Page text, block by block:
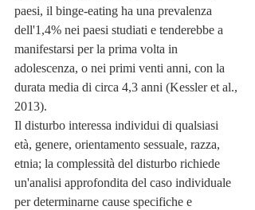
paesi, il binge-eating ha una prevalenza
dell'1,4% nei paesi studiati e tenderebbe a
manifestarsi per la prima volta in
adolescenza, o nei primi venti anni, con la
durata media di circa 4,3 anni (Kessler et al.,
2013).
Il disturbo interessa individui di qualsiasi
età, genere, orientamento sessuale, razza,
etnia; la complessità del disturbo richiede
un'analisi approfondita del caso individuale
per determinarne cause specifiche e